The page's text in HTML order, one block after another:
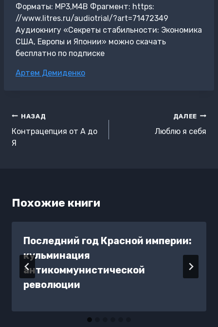
Форматы: MP3,M4B Фрагмент: https:
//www.litres.ru/audiotrial/?art=71472349
Аудиокнигу «Секреты стабильности: Экономика
США, Европы и Японии» можно скачать
бесплатно по подписке
Метки
Артем Демиденко
Навигация
по
записям
НАЗАД
Контрацепция от А до
Я
ДАЛЕЕ
Люблю я себя
Похожие книги
Последний год Красной империи:
кульминация
антикоммунистической
революции